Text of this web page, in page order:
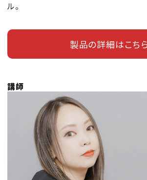
ル。
製品の詳細はこち
講師